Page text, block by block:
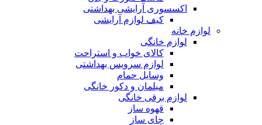
اکسسوری آرایشی بهداشتی
کیف لوازم آرایشی
لوازم خانه
لوازم خانگی
کالای خواب و استراحت
لوازم سرویس بهداشتی
وسایل حمام
مبلمان و دکور خانگی
لوازم برقی خانگی
قهوه ساز
چای ساز